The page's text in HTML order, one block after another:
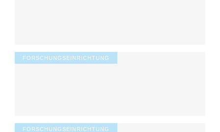
FORSCHUNGSEINRICHTUNG
FORSCHUNGSEINRICHTUNG